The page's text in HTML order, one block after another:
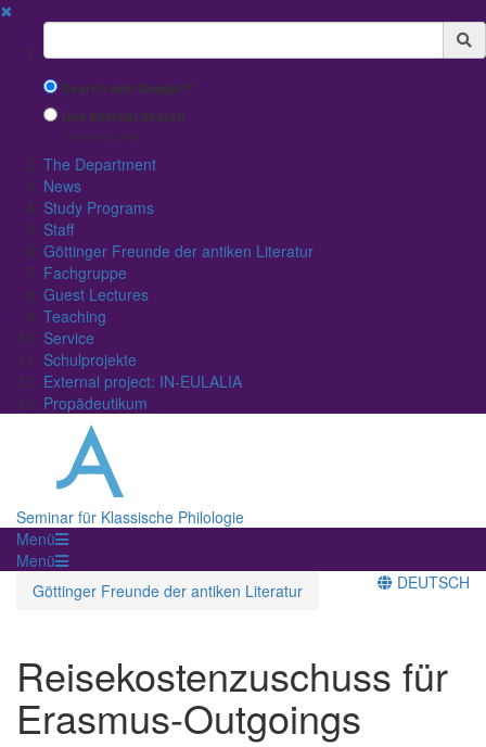
✖
Suchbegriff
Search with Google™
Use Internal Search
(limited result quality)
The Department
News
Study Programs
Staff
Göttinger Freunde der antiken Literatur
Fachgruppe
Guest Lectures
Teaching
Service
Schulprojekte
External project: IN-EULALIA
Propädeutikum
Seminar für Klassische Philologie
Menü
Menü
Göttinger Freunde der antiken Literatur
DEUTSCH
Reisekostenzuschuss für
Erasmus-Outgoings